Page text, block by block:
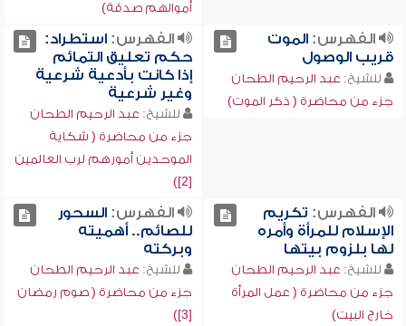
أموالهم صدقة)
الفهرس:الموت
قريب الوصول
للشيخ: عبد الرحيم الطحان
جزء من محاضرة ( ذكر الموت)
الفهرس:استطراد:
حكم تعليق التمائم
إذا كانت بأدعية شرعية
وغير شرعية
للشيخ: عبد الرحيم الطحان
جزء من محاضرة ( شكاية
الموحدين أمورهم لرب العالمين
[2])
الفهرس: تكريم
الإسلام للمرأة وأمره
لها بلزوم بيتها
للشيخ: عبد الرحيم الطحان
جزء من محاضرة ( عمل المرأة
خارج البيت)
الفهرس:السحور
للصائم.. أهميته
وبركته
للشيخ: عبد الرحيم الطحان
جزء من محاضرة ( صوم رمضان
[3])